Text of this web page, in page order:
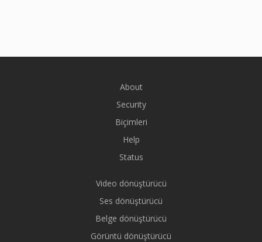
About
Security
Biçimleri
Help
Status
Video dönüştürücü
Ses dönüştürücü
Belge dönüştürücü
Görüntü dönüştürücü